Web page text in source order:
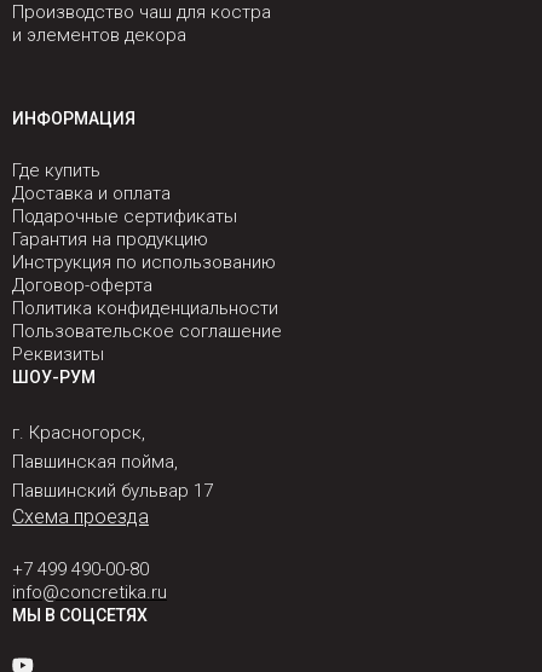
Производство чаш для костра
и элементов декора
ИНФОРМАЦИЯ
Где купить
Доставка и оплата
Подарочные сертификаты
Гарантия на продукцию
Инструкция по использованию
Договор-оферта
Политика конфиденциальности
Пользовательское соглашение
Реквизиты
ШОУ-РУМ
г. Красногорск,
Павшинская пойма,
Павшинский бульвар 17
Схема проезда
+7 499 490-00-80
info@concretika.ru
МЫ В СОЦСЕТЯХ